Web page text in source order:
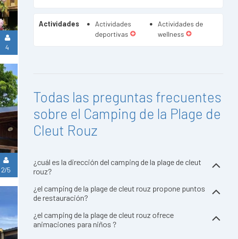
4
2/5
Actividades
Actividades
deportivas
Actividades de
wellness
Todas las preguntas frecuentes
sobre el Camping de la Plage de
Cleut Rouz
¿cuál es la dirección del camping de la plage de cleut
rouz?
¿el camping de la plage de cleut rouz propone puntos
de restauración?
¿el camping de la plage de cleut rouz ofrece
animaciones para niños ?